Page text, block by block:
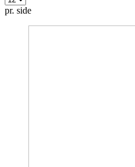
pr. side